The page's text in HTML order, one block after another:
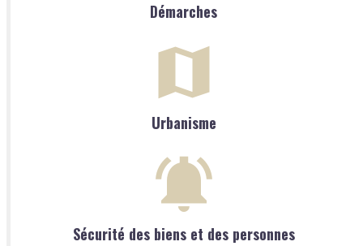
Démarches
Urbanisme
Sécurité des biens et des personnes